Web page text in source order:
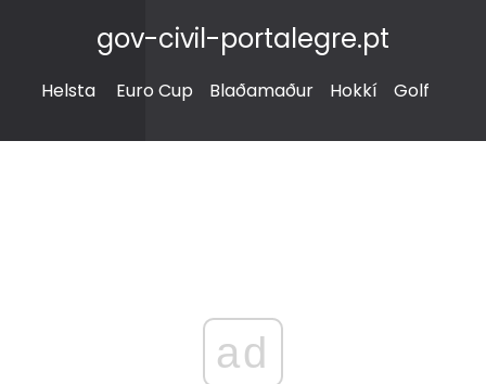
gov-civil-portalegre.pt
Helsta Euro Cup Blaðamaður Hokkí Golf
ad